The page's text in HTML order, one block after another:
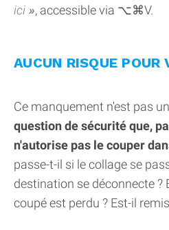
ici , accessible via ⌥⌘V.
AUCUN RISQUE POUR
Ce manquement n'est pas
question de sécurité que,
n'autorise pas le couper
passe-t-il si le collage se
destination se déconnecte ?
coupé est perdu ? Est-il